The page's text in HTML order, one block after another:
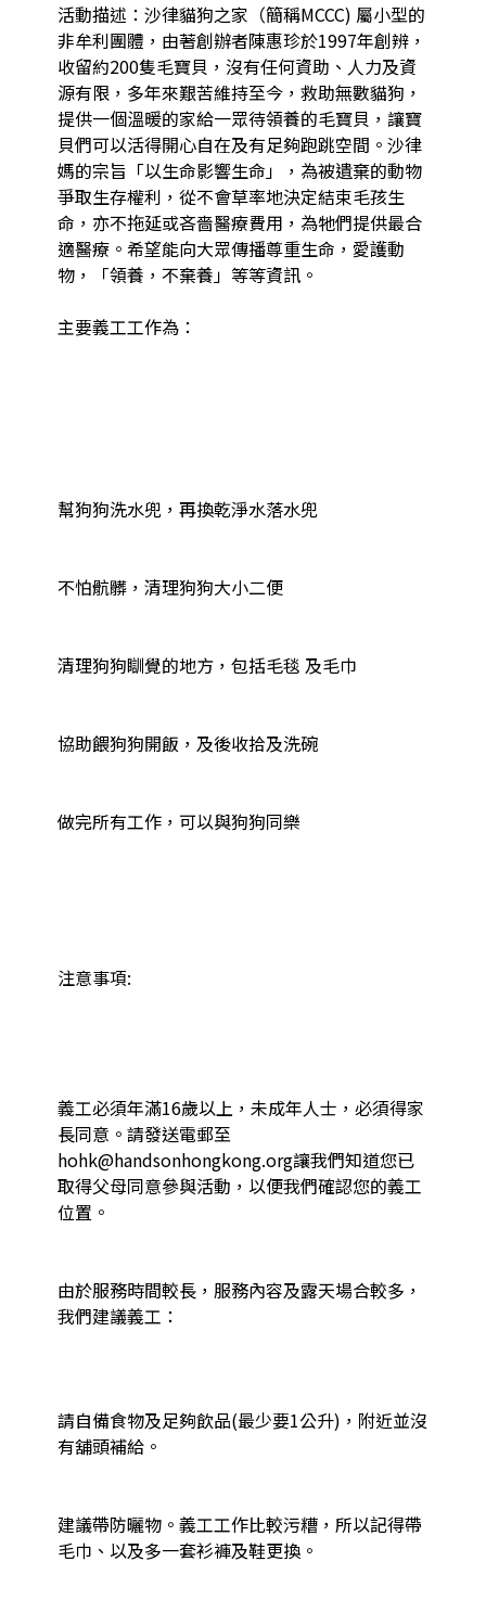
活動描述：沙律貓狗之家（簡稱MCCC) 屬小型的
非牟利團體，由著創辦者陳惠珍於1997年創辨，
收留約200隻毛寶貝，沒有任何資助、人力及資
源有限，多年來艱苦維持至今，救助無數貓狗，
提供一個溫暖的家給一眾待領養的毛寶貝，讓寶
貝們可以活得開心自在及有足夠跑跳空間。沙律
媽的宗旨「以生命影響生命」，為被遺棄的動物
爭取生存權利，從不會草率地決定結束毛孩生
命，亦不拖延或吝嗇醫療費用，為牠們提供最合
適醫療。希望能向大眾傳播尊重生命，愛護動
物，「領養，不棄養」等等資訊。
主要義工工作為：
幫狗狗洗水兜，再換乾淨水落水兜
不怕骯髒，清理狗狗大小二便
清理狗狗瞓覺的地方，包括毛毯 及毛巾
協助餵狗狗開飯，及後收拾及洗碗
做完所有工作，可以與狗狗同樂
注意事項:
義工必須年滿16歲以上，未成年人士，必須得家
長同意。請發送電郵至
hohk@handsonhongkong.org讓我們知道您已
取得父母同意參與活動，以便我們確認您的義工
位置。
由於服務時間較長，服務內容及露天場合較多，
我們建議義工：
請自備食物及足夠飲品(最少要1公升)，附近並沒
有舖頭補給。
建議帶防曬物。義工工作比較污糟，所以記得帶
毛巾、以及多一套衫褲及鞋更換。